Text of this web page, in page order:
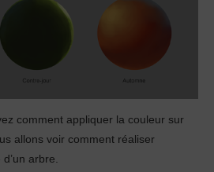
comment appliquer la couleur sur
allons voir comment réaliser
arbre.